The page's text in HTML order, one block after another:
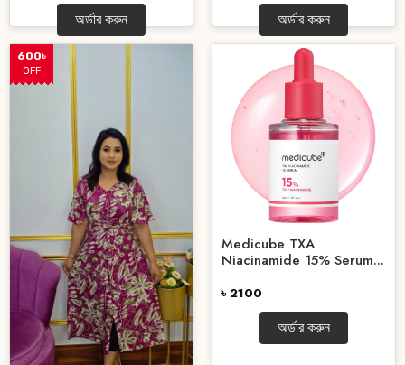
অর্ডার করুন অর্ডার করুন
600৳
OFF
Medicube TXA
Niacinamide 15% Serum...
৳ 2100
অর্ডার করুন